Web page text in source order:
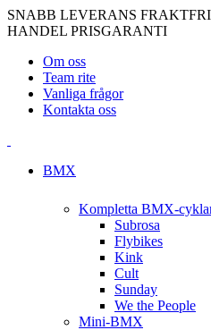
SNABB LEVERANS
HANDEL PRISGARANTI
Om oss
Team rite
Vanliga frågor
Kontakta oss
BMX
Kompletta BMX-
Subrosa
Flybikes
Kink
Cult
Sunday
We the People
Mini-BMX